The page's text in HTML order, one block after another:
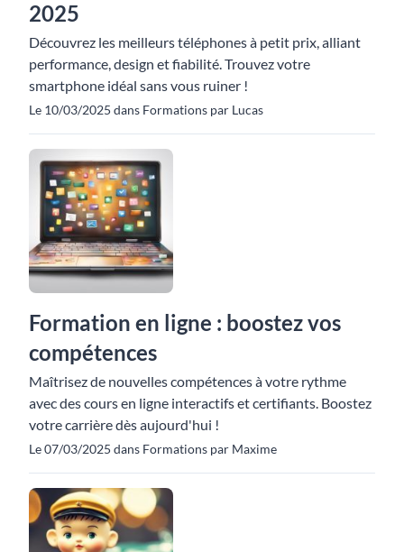
2025
Découvrez les meilleurs téléphones à petit prix, alliant
performance, design et fiabilité. Trouvez votre
smartphone idéal sans vous ruiner !
Le 10/03/2025 dans Formations par Lucas
Formation en ligne : boostez vos
compétences
Maîtrisez de nouvelles compétences à votre rythme
avec des cours en ligne interactifs et certifiants. Boostez
votre carrière dès aujourd'hui !
Le 07/03/2025 dans Formations par Maxime